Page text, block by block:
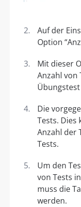
Auf der
Option
Mit dieser
Anzahl von
Die
Tests. Dies
Anzahl der
Tests.
Um den
von Tests
muss die
werden.